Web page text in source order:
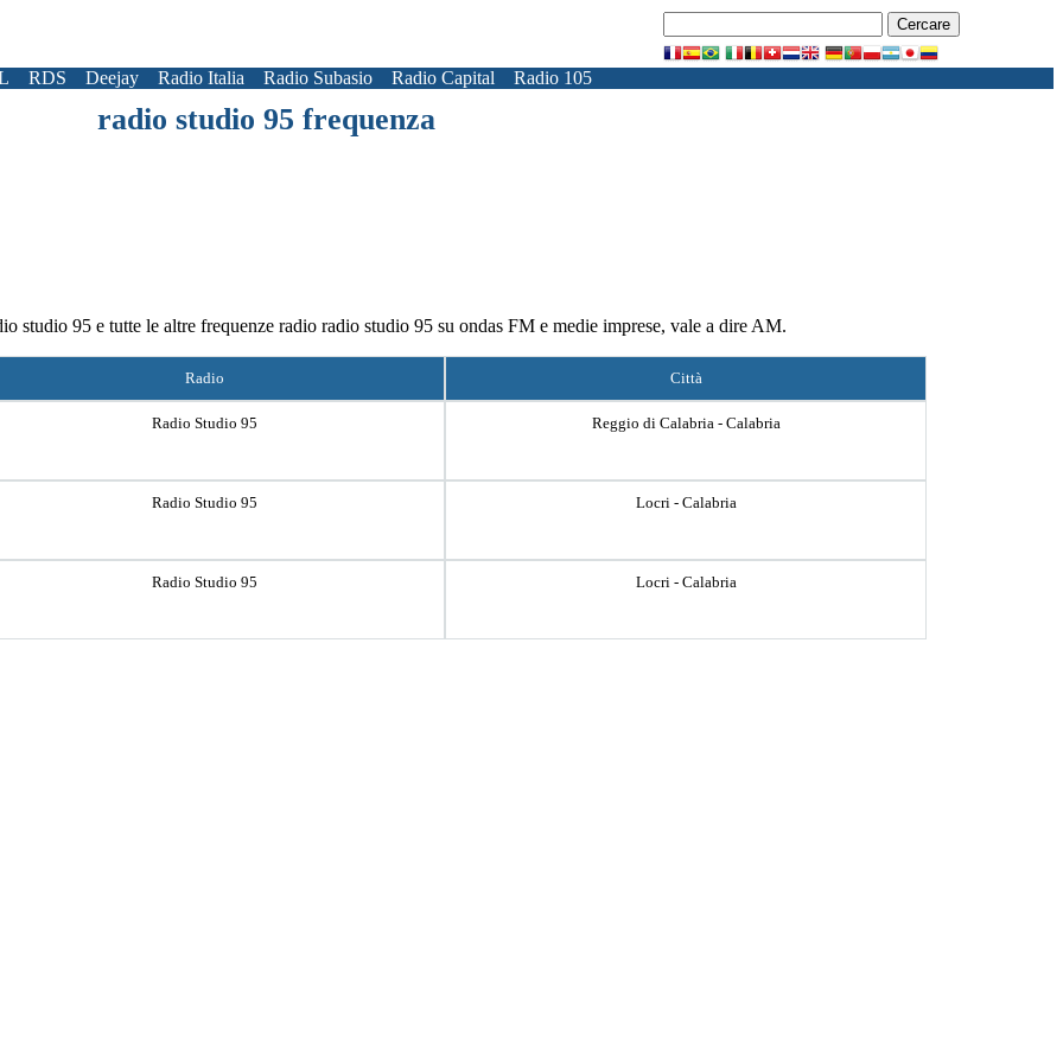
RDS Deejay Radio Italia Radio Subasio Radio Capital Radio 105
radio studio 95 frequenza
studio 95 e tutte le altre frequenze radio radio studio 95 su ondas FM e medie imprese, vale a dire AM.
Radio Città
Radio Studio 95 Reggio di Calabria - Calabria
Radio Studio 95 Locri - Calabria
Radio Studio 95 Locri - Calabria